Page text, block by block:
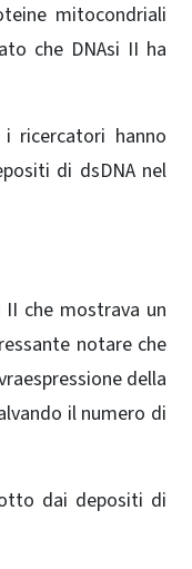
​​mitocondriali
che DNAsi II ha
ricercatori hanno
di dsDNA nel
che mostrava un
notare che
della
il numero di
dai depositi di